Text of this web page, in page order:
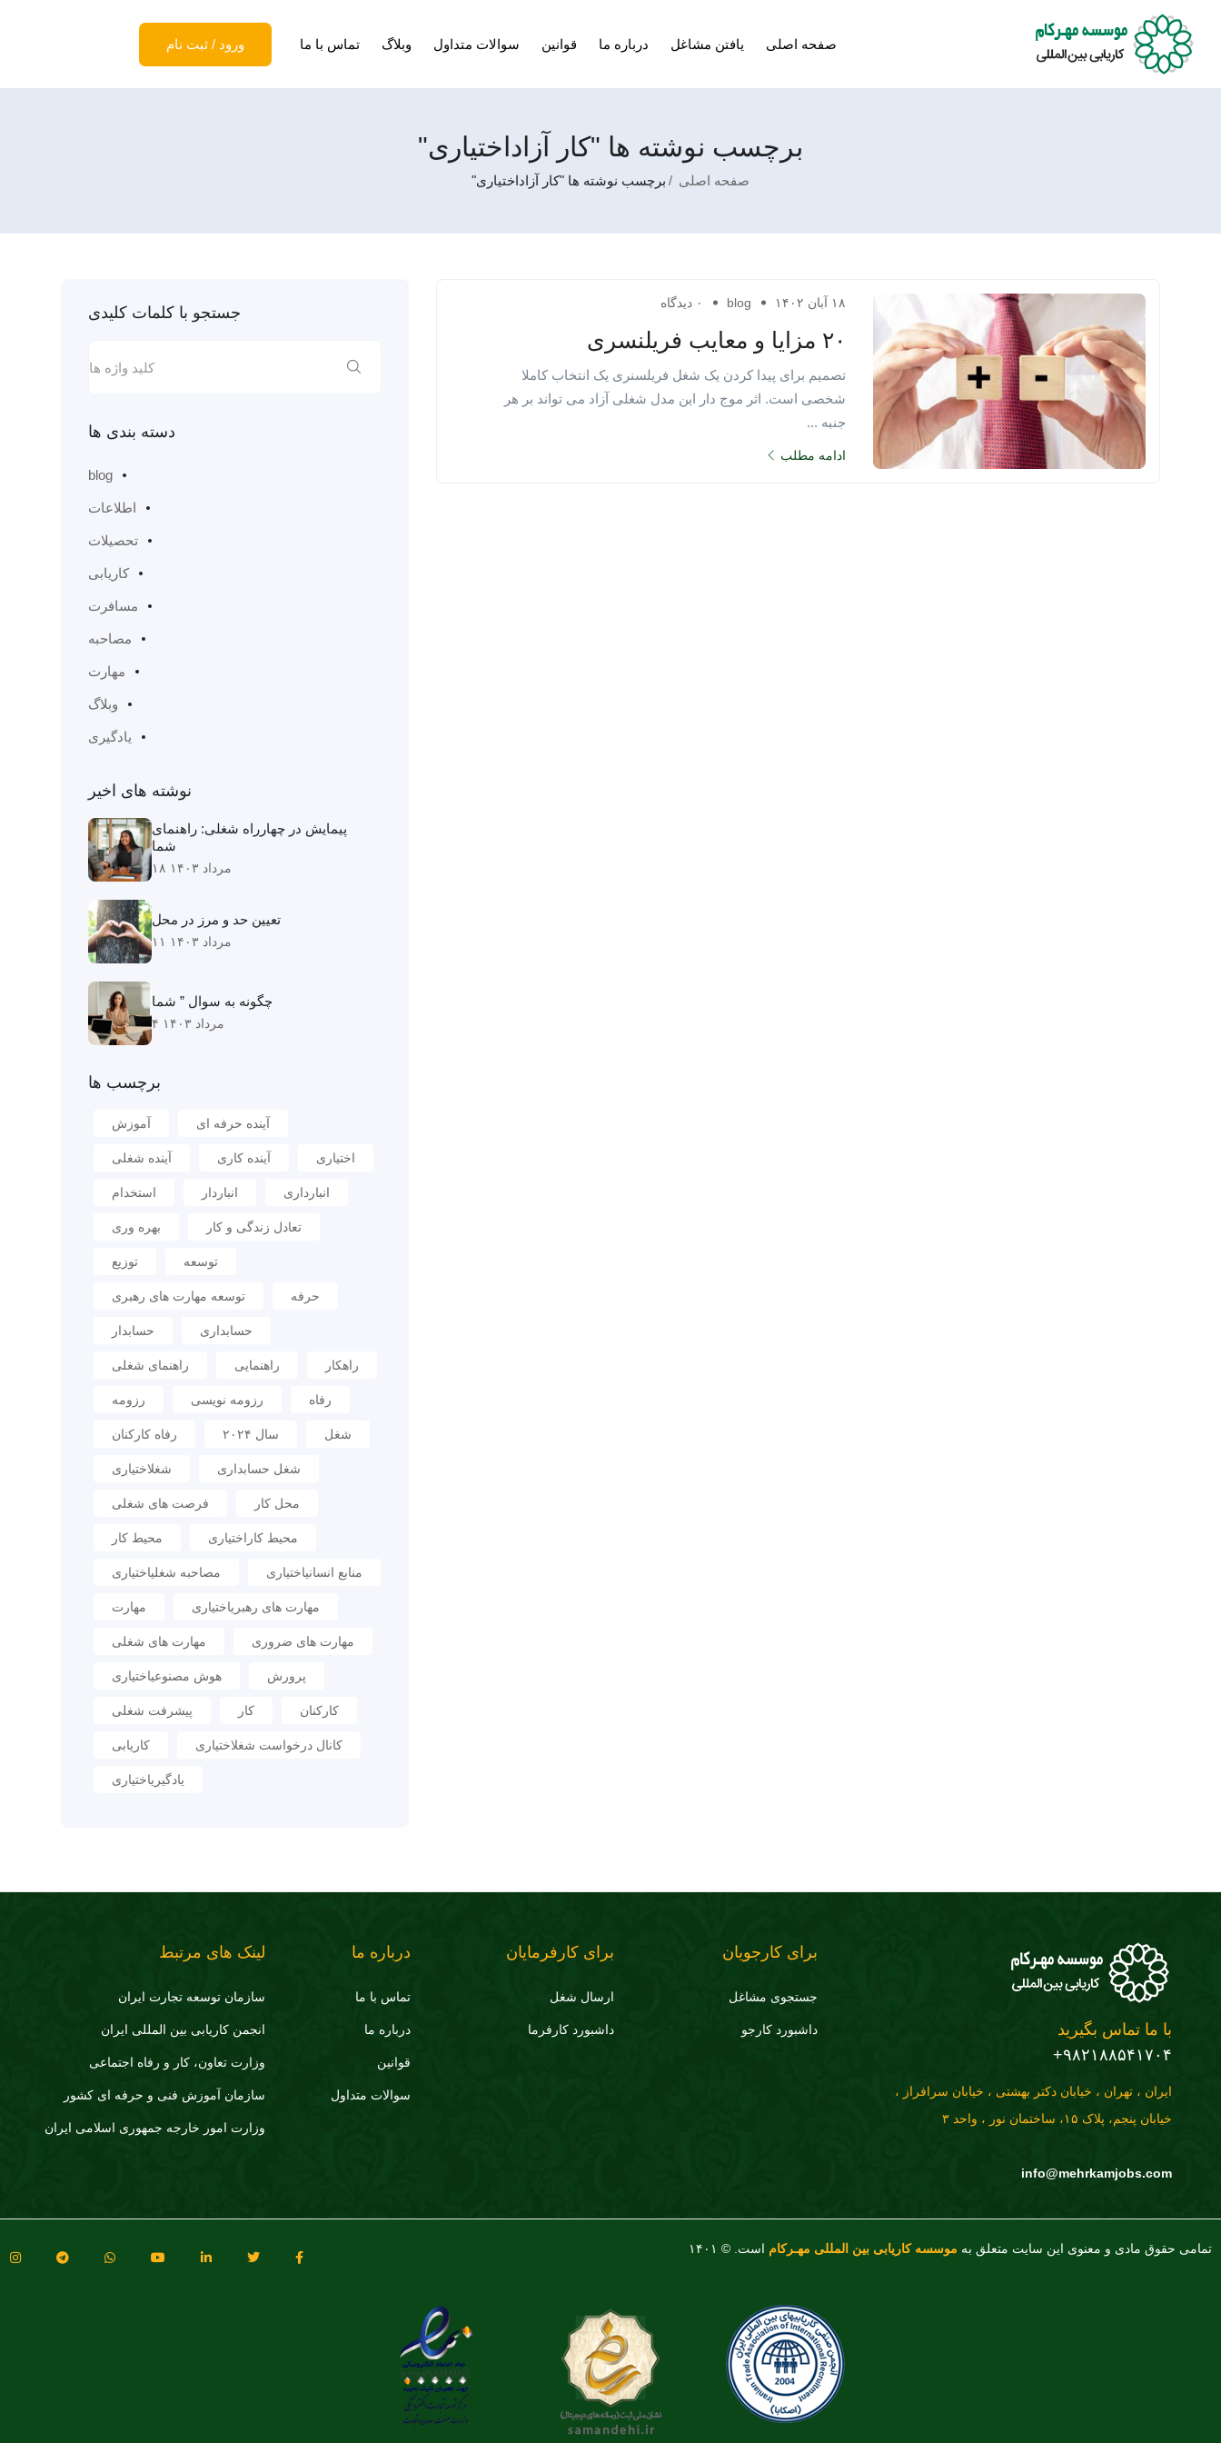
صفحه اصلی یافتن مشاغل درباره ما قوانین سوالات متداول وبلاگ تماس با ما ورود / ثبت نام
برچسب نوشته ها "کار آزاداختیاری"
صفحه اصلی برچسب نوشته ها "کار آزاداختیاری"
۱۸ آبان ۱۴۰۲ blog ۰ دیدگاه
۲۰ مزایا و معایب فریلنسری
تصمیم برای پیدا کردن یک شغل فریلسنری یک انتخاب کاملا
شخصی است. اثر موج دار این مدل شغلی آزاد می تواند بر هر
جنبه ...
ادامه مطلب
جستجو با کلمات کلیدی
دسته بندی ها
blog
اطلاعات
تحصیلات
کاریابی
مسافرت
مصاحبه
مهارت
وبلاگ
یادگیری
نوشته های اخیر
پیمایش در چهارراه شغلی: راهنمای
شما
۱۸ مرداد ۱۴۰۳
تعیین حد و مرز در محل
۱۱ مرداد ۱۴۰۳
چگونه به سوال ” شما
۴ مرداد ۱۴۰۳
برچسب ها
آموزش آینده حرفه ای
آینده شغلی آینده کاری اختیاری
استخدام انباردار انبارداری
بهره وری تعادل زندگی و کار
توزیع توسعه
توسعه مهارت های رهبری حرفه
حسابدار حسابداری
راهنمای شغلی راهنمایی راهکار
رزومه رزومه نویسی رفاه
رفاه کارکنان سال ۲۰۲۴ شغل
شغلاختیاری شغل حسابداری
فرصت های شغلی محل کار
محیط کار محیط کاراختیاری
مصاحبه شغلیاختیاری منابع انسانیاختیاری
مهارت مهارت های رهبریاختیاری
مهارت های شغلی مهارت های ضروری
هوش مصنوعیاختیاری پرورش
پیشرفت شغلی کار کارکنان
کاریابی کانال درخواست شغلاختیاری
یادگیریاختیاری
با ما تماس بگیرید
۹۸۲۱۸۸۵۴۱۷۰۴+
ایران ، تهران ، خیابان دکتر بهشتی ، خیابان سرافراز ،
خیابان پنجم، پلاک ۱۵، ساختمان نور ، واحد ۳
info@mehrkamjobs.com
برای کارجویان
جستجوی مشاغل
داشبورد کارجو
برای کارفرمایان
ارسال شغل
داشبورد کارفرما
درباره ما
تماس با ما
درباره ما
قوانین
سوالات متداول
لینک های مرتبط
سازمان توسعه تجارت ايران
انجمن کاریابی بین المللی ایران
وزارت تعاون، کار و رفاه اجتماعی
سازمان آموزش فنی و حرفه ای کشور
وزارت امور خارجه جمهوری اسلامی ایران
تمامی حقوق مادی و معنوی این سایت متعلق به موسسه کاریابی بین المللی مهـرکام است. © ۱۴۰۱